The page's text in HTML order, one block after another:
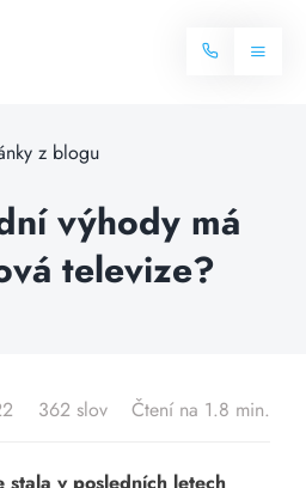
Toggle
Internet
Balíčky internetu
Televize
Blog
z blogu
výhody má
televize?
362 slov Čtení na 1.8 min.